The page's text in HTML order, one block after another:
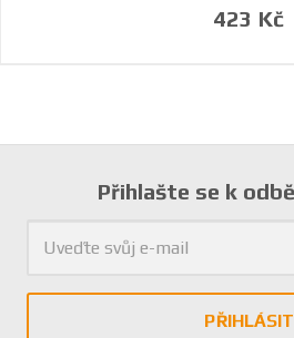
423 Kč
Přihlašte se k
PŘIHLÁSIT